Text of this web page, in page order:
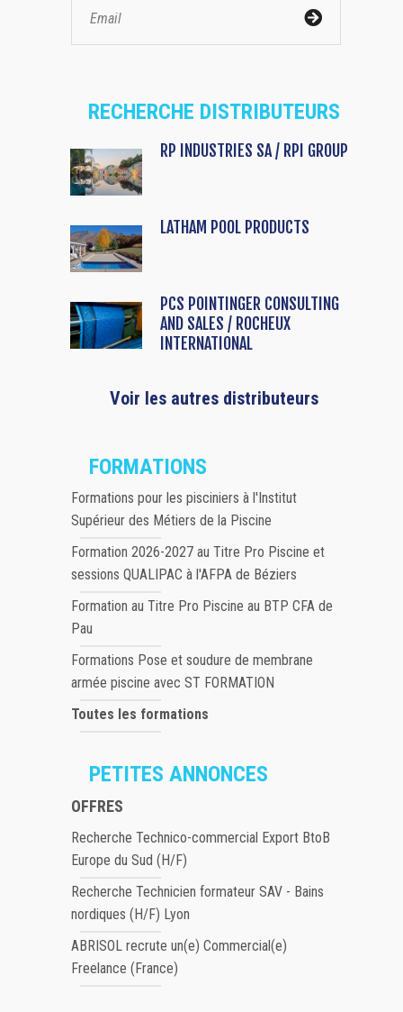
RECHERCHE DISTRIBUTEURS
RP INDUSTRIES SA / RPI GROUP
LATHAM POOL PRODUCTS
PCS POINTINGER CONSULTING
AND SALES / ROCHEUX
INTERNATIONAL
Voir les autres distributeurs
FORMATIONS
Formations pour les pisciniers à l'Institut
Supérieur des Métiers de la Piscine
Formation 2026-2027 au Titre Pro Piscine et
sessions QUALIPAC à l'AFPA de Béziers
Formation au Titre Pro Piscine au BTP CFA de
Pau
Formations Pose et soudure de membrane
armée piscine avec ST FORMATION
Toutes les formations
PETITES ANNONCES
OFFRES
Recherche Technico-commercial Export BtoB
Europe du Sud (H/F)
Recherche Technicien formateur SAV - Bains
nordiques (H/F) Lyon
ABRISOL recrute un(e) Commercial(e)
Freelance (France)